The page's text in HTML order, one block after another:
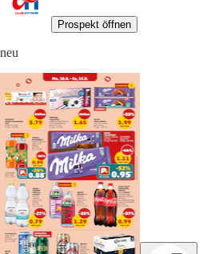
Prospekt öffnen
neu